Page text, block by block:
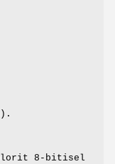
8-bitisel